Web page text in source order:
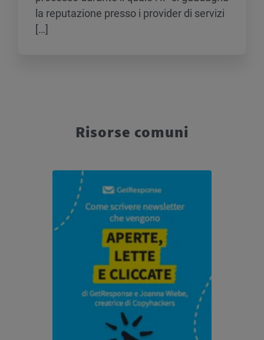
la reputazione presso i provider di servizi
[…]
Risorse comuni